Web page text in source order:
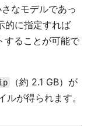
なモデルであっ
的に指定すれば
ることが可能で
（約 2.1 GB）が
が得られます。